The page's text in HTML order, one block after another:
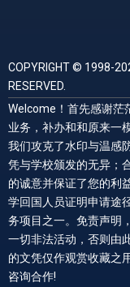
COPYRIGHT © 1998-
RESERVED.
Welcome！首先感谢茫
业务，补办和和原来一
我们攻克了水印与温感
凭与学校颁发的无异；
的诚意并保证了您的利
学回国人员证明申请途
务项目之一。免责声明
一切非法活动，否则由
的文凭仅作观赏收藏之
咨询合作!